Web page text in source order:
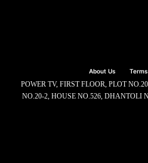
About Us
POWER TV, FIRST FLOOR, PLOT
NO.20-2, HOUSE NO.526, DHANTOLI